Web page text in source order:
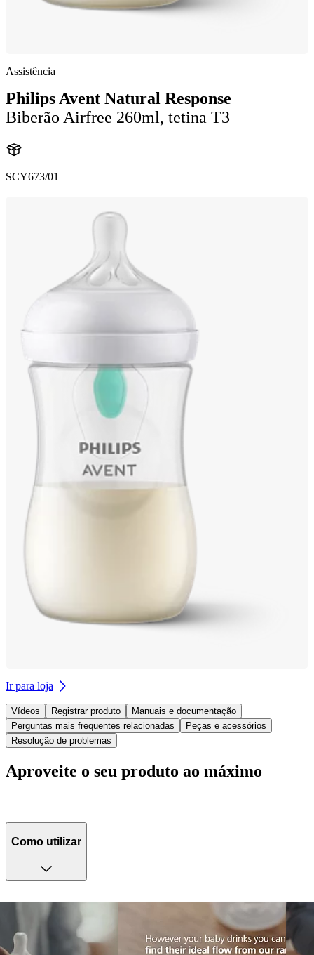
Assistência
Philips Avent Natural Response
Biberão Airfree 260ml, tetina T3
SCY673/01
Ir para loja
Vídeos Registrar produto
Manuais e documentação
Perguntas mais frequentes relacionadas
Peças e acessórios
Resolução de problemas
Aproveite o seu produto ao máximo
Como utilizar